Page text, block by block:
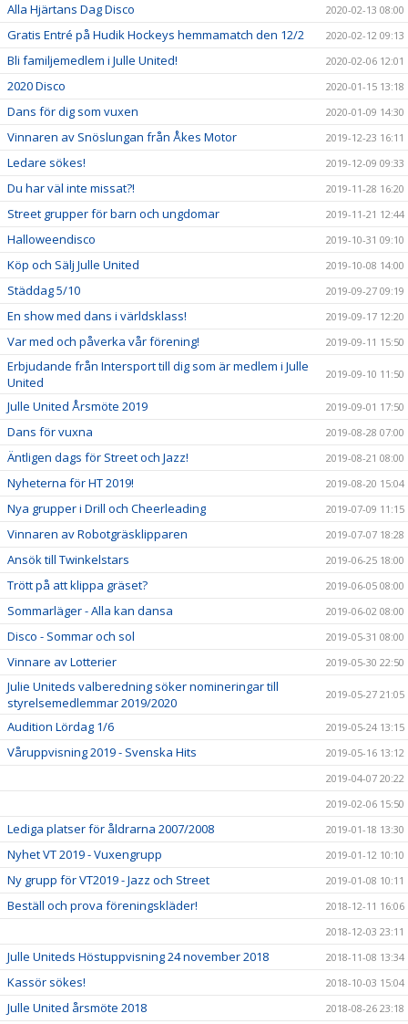
Alla Hjärtans Dag Disco 2020-02-13 08:00
Gratis Entré på Hudik Hockeys hemmamatch den 12/2 2020-02-12 09:13
Bli familjemedlem i Julle United! 2020-02-06 12:01
2020 Disco 2020-01-15 13:18
Dans för dig som vuxen 2020-01-09 14:30
Vinnaren av Snöslungan från Åkes Motor 2019-12-23 16:11
Ledare sökes! 2019-12-09 09:33
Du har väl inte missat?! 2019-11-28 16:20
Street grupper för barn och ungdomar 2019-11-21 12:44
Halloweendisco 2019-10-31 09:10
Köp och Sälj Julle United 2019-10-08 14:00
Städdag 5/10 2019-09-27 09:19
En show med dans i världsklass! 2019-09-17 12:20
Var med och påverka vår förening! 2019-09-11 15:50
Erbjudande från Intersport till dig som är medlem i Julle
United
2019-09-10 11:50
Julle United Årsmöte 2019 2019-09-01 17:50
Dans för vuxna 2019-08-28 07:00
Äntligen dags för Street och Jazz! 2019-08-21 08:00
Nyheterna för HT 2019! 2019-08-20 15:04
Nya grupper i Drill och Cheerleading 2019-07-09 11:15
Vinnaren av Robotgräsklipparen 2019-07-07 18:28
Ansök till Twinkelstars 2019-06-25 18:00
Trött på att klippa gräset? 2019-06-05 08:00
Sommarläger - Alla kan dansa 2019-06-02 08:00
Disco - Sommar och sol 2019-05-31 08:00
Vinnare av Lotterier 2019-05-30 22:50
Julie Uniteds valberedning söker nomineringar till
styrelsemedlemmar 2019/2020
2019-05-27 21:05
Audition Lördag 1/6 2019-05-24 13:15
Våruppvisning 2019 - Svenska Hits
2019-05-16 13:12
2019-04-07 20:22
2019-02-06 15:50
Lediga platser för åldrarna 2007/2008 2019-01-18 13:30
Nyhet VT 2019 - Vuxengrupp 2019-01-12 10:10
Ny grupp för VT2019 - Jazz och Street 2019-01-08 10:11
Beställ och prova föreningskläder!
2018-12-11 16:06
2018-12-03 23:11
Julle Uniteds Höstuppvisning 24 november 2018 2018-11-08 13:34
Kassör sökes! 2018-10-03 15:04
Julle United årsmöte 2018 2018-08-26 23:18